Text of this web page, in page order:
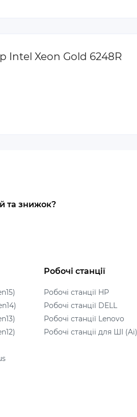
Intel Xeon Gold 6248R
та знижок?
Робочі станції
Робочі станції HP
Робочі станції DELL
Робочі станції Lenovo
Робочі станціі для ШІ (Ai)